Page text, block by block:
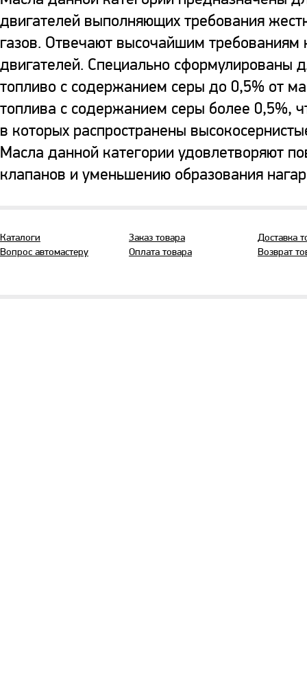
двигателей выполняющих требования
газов. Отвечают высочайшим требованиям
двигателей. Специально сформулированы
топливо с содержанием серы до 0,5% от
топлива с содержанием серы более 0,5%,
в которых распространены
Масла данной категории удовлетворяют
клапанов и уменьшению образования
Каталоги
Вопрос автомастеру
Заказ товара
Оплата товара
Доставка
Возврат